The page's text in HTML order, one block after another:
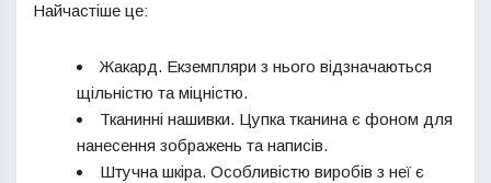
Найчастіше це:
Жакард. Екземпляри з нього відзначаються
щільністю та міцністю.
Тканинні нашивки. Цупка тканина є фоном для
нанесення зображень та написів.
Штучна шкіра. Особливістю виробів з неї є